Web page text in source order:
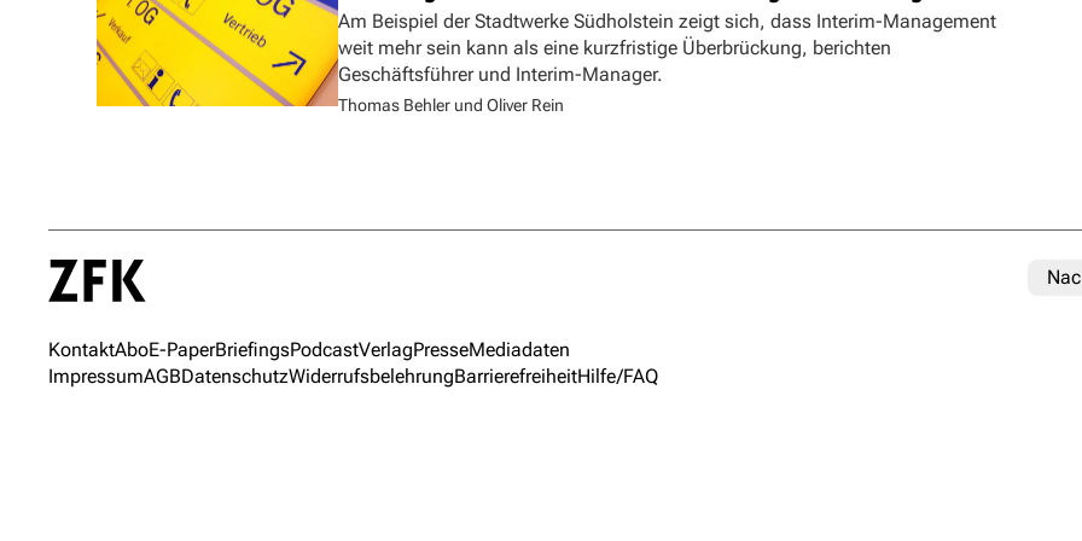
Am Beispiel der Stadtwerke Südholstein zeigt sich, dass Interim-Management
weit mehr sein kann als eine kurzfristige Überbrückung, berichten
Geschäftsführer und Interim-Manager.
Thomas Behler und Oliver Rein
KontaktAboE-PaperBriefingsPodcastVerlagPresseMediadaten
ImpressumAGBDatenschutzWiderrufsbelehrungBarrierefreiheitHilfe/FAQ